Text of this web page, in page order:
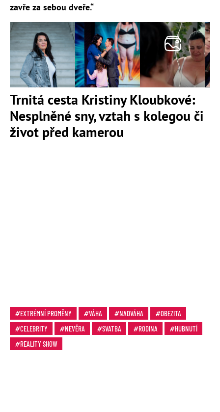
zavře za sebou dveře.“
Trnitá cesta Kristiny Kloubkové:
Nesplněné sny, vztah s kolegou či
život před kamerou
EXTRÉMNÍ PROMĚNY VÁHA NADVÁHA
OBEZITA
CELEBRITY
NEVĚRA SVATBA RODINA
HUBNUTÍ
REALITY SHOW